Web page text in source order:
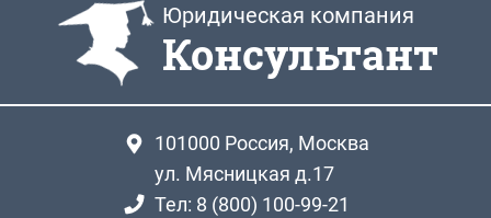
Юридическая компания
Консультант
101000 Россия, Москва
ул. Мясницкая д.17
Тел: 8 (800) 100-99-21